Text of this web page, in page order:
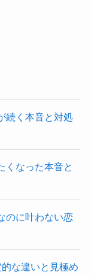
続く本音と対処
くなった本音と
のに叶わない恋
な違いと見極め